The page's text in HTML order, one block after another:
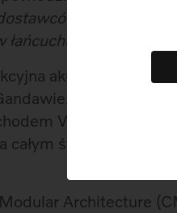
dostępnych
dostaw na
akumulatorów
Będzie
Volvo
całym świecie:
Architecture